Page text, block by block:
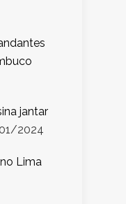
jantar
2024
Lima